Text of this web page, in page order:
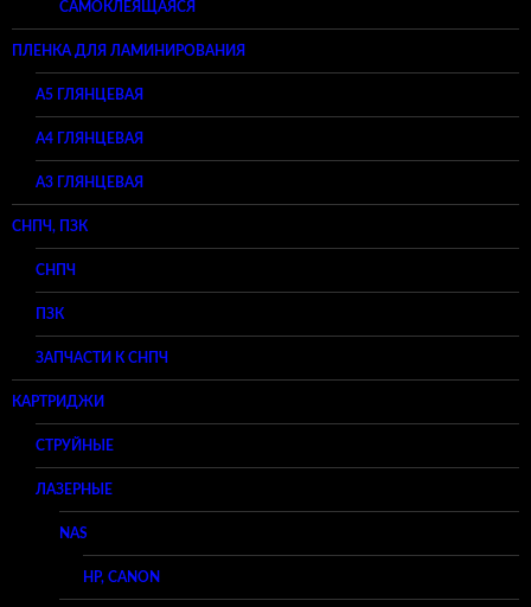
САМОКЛЕЯЩАЯСЯ
ПЛЕНКА ДЛЯ ЛАМИНИРОВАНИЯ
A5 ГЛЯНЦЕВАЯ
А4 ГЛЯНЦЕВАЯ
A3 ГЛЯНЦЕВАЯ
СНПЧ, ПЗК
СНПЧ
ПЗК
ЗАПЧАСТИ К СНПЧ
КАРТРИДЖИ
СТРУЙНЫЕ
ЛАЗЕРНЫЕ
NAS
HP, CANON